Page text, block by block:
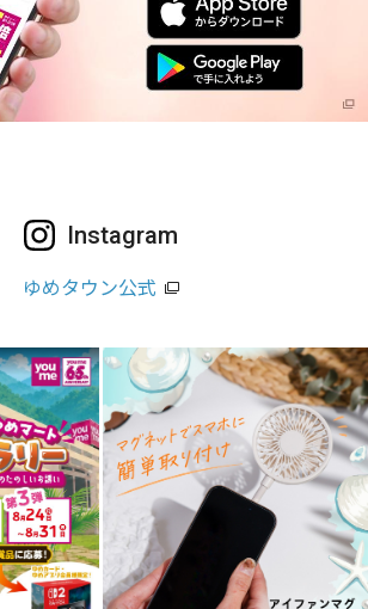
Instagram
ゆめタウン公式